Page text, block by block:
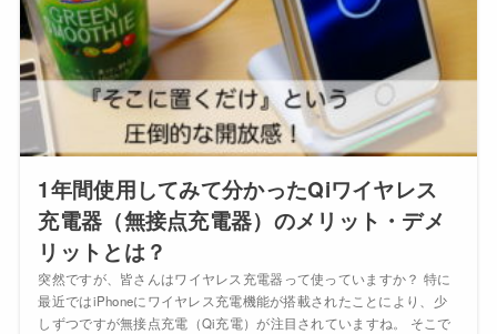
1年間使用してみて分かったQiワイヤレス
充電器（無接点充電器）のメリット・デメ
リットとは？
突然ですが、皆さんはワイヤレス充電器って使っていますか？ 特に
最近ではiPhoneにワイヤレス充電機能が搭載されたことにより、少
しずつですが無接点充電（Qi充電）が注目されていますね。 そこで